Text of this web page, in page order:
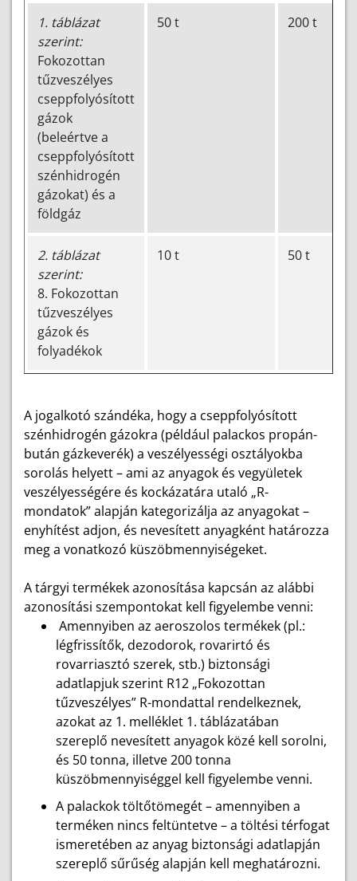
1. táblázat
szerint:
Fokozottan
tűzveszélyes
cseppfolyósított
gázok
(beleértve a
cseppfolyósított
szénhidrogén
gázokat) és a
földgáz
50 t 200 t
2. táblázat
szerint:
8. Fokozottan
tűzveszélyes
gázok és
folyadékok
10 t 50 t
A jogalkotó szándéka, hogy a cseppfolyósított
szénhidrogén gázokra (például palackos propán-
bután gázkeverék) a veszélyességi osztályokba
sorolás helyett – ami az anyagok és vegyületek
veszélyességére és kockázatára utaló „R-
mondatok” alapján kategorizálja az anyagokat –
enyhítést adjon, és nevesített anyagként határozza
meg a vonatkozó küszöbmennyiségeket.
A tárgyi termékek azonosítása kapcsán az alábbi
azonosítási szempontokat kell figyelembe venni:
Amennyiben az aeroszolos termékek (pl.:
légfrissítők, dezodorok, rovarirtó és
rovarriasztó szerek, stb.) biztonsági
adatlapjuk szerint R12 „Fokozottan
tűzveszélyes” R-mondattal rendelkeznek,
azokat az 1. melléklet 1. táblázatában
szereplő nevesített anyagok közé kell sorolni,
és 50 tonna, illetve 200 tonna
küszöbmennyiséggel kell figyelembe venni.
A palackok töltőtömegét – amennyiben a
terméken nincs feltüntetve – a töltési térfogat
ismeretében az anyag biztonsági adatlapján
szereplő sűrűség alapján kell meghatározni.